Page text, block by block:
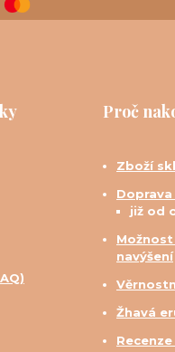
Proč
Zboží
již od
navýšení
Žhavá